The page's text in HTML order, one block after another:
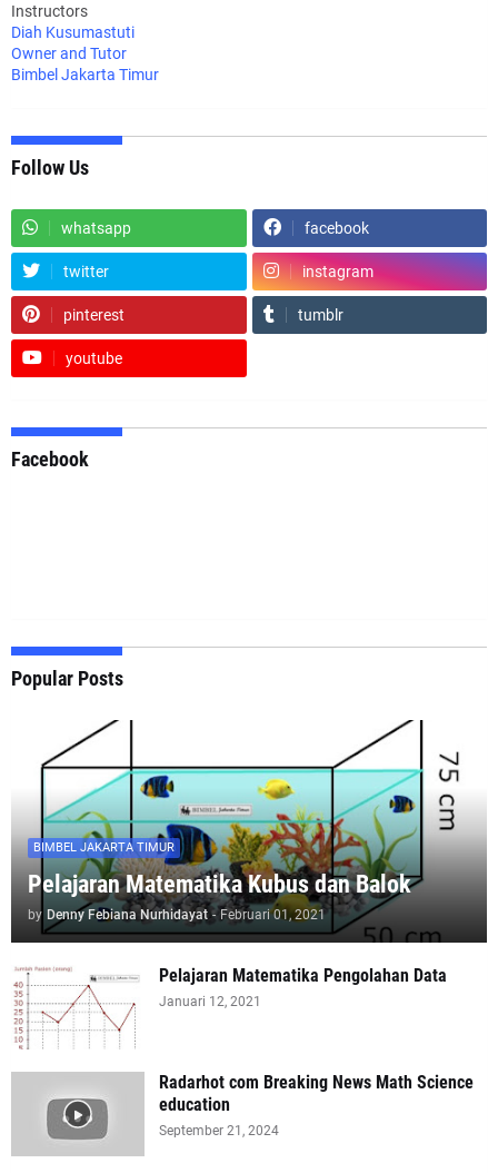
Instructors
Diah Kusumastuti
Owner and Tutor
Bimbel Jakarta Timur
Follow Us
whatsapp facebook
twitter instagram
pinterest tumblr
youtube
Facebook
Popular Posts
BIMBEL JAKARTA TIMUR
Pelajaran Matematika Kubus dan Balok
by Denny Febiana Nurhidayat - Februari 01, 2021
Pelajaran Matematika Pengolahan Data
Januari 12, 2021
Radarhot com Breaking News Math Science
education
September 21, 2024